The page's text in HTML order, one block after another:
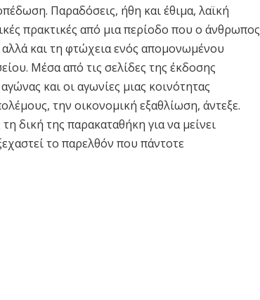
Παραδόσεις, ήθη και έθιμα, λαϊκή
πρακτικές από μια περίοδο που ο άνθρωπος
και τη φτώχεια ενός απομονωμένου
Μέσα από τις σελίδες της έκδοσης
και οι αγωνίες μιας κοινότητας
την οικονομική εξαθλίωση, άντεξε.
δική της παρακαταθήκη για να μείνει
το παρελθόν που πάντοτε